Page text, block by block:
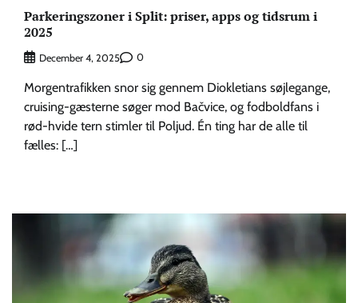
Parkeringszoner i Split: priser, apps og tidsrum i
2025
December 4, 2025 0
Morgentrafikken snor sig gennem Diokletians søjlegange,
cruising-gæsterne søger mod Bačvice, og fodboldfans i
rød-hvide tern stimler til Poljud. Én ting har de alle til
fælles: […]